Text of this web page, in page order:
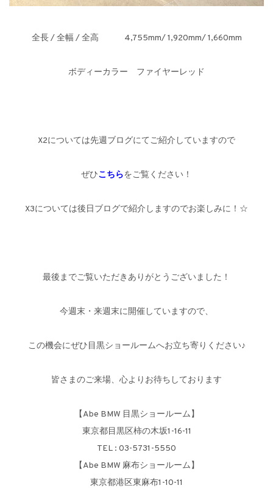
全長 / 全幅 / 全高 4,755mm/ 1,920mm/ 1,660mm
ボディーカラー ファイヤーレッド
X2については先週ブログにてご紹介していますので
ぜひこちらをご覧ください！
X3については後日ブログで紹介しますのでお楽しみに！☆
最後までご覧いただきありがとうございました！
今週末・来週末に開催していますので、
この機会にぜひ目黒ショールームへお立ち寄りください♪
皆さまのご来場、心よりお待ちしております
【Abe BMW 目黒ショールーム】
東京都目黒区柿の木坂1-16-11
TEL : 03-5731-5550
【Abe BMW 麻布ショールーム】
東京都港区東麻布1-10-11